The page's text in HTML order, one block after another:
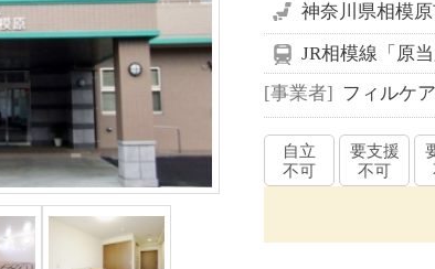
神奈川県相模
JR相模線「原
事業者
フィルケア
自立
不可
要支援
不可